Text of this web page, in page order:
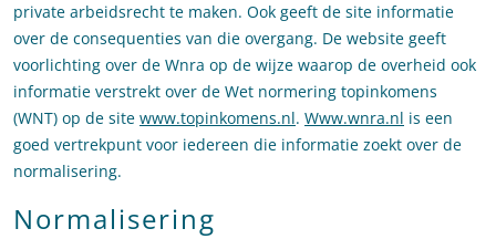
private arbeidsrecht te maken. Ook geeft de site informatie
over de consequenties van die overgang. De website geeft
voorlichting over de Wnra op de wijze waarop de overheid ook
informatie verstrekt over de Wet normering topinkomens
(WNT) op de site www.topinkomens.nl. Www.wnra.nl is een
goed vertrekpunt voor iedereen die informatie zoekt over de
normalisering.
Normalisering